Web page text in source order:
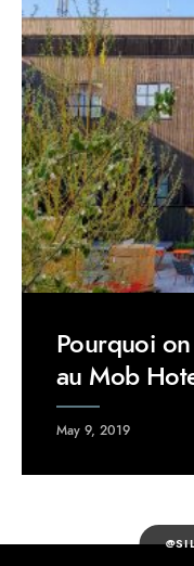
Pourquoi
au Mob
May 9, 2019